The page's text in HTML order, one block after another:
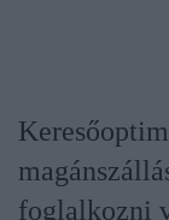
foglalkozni